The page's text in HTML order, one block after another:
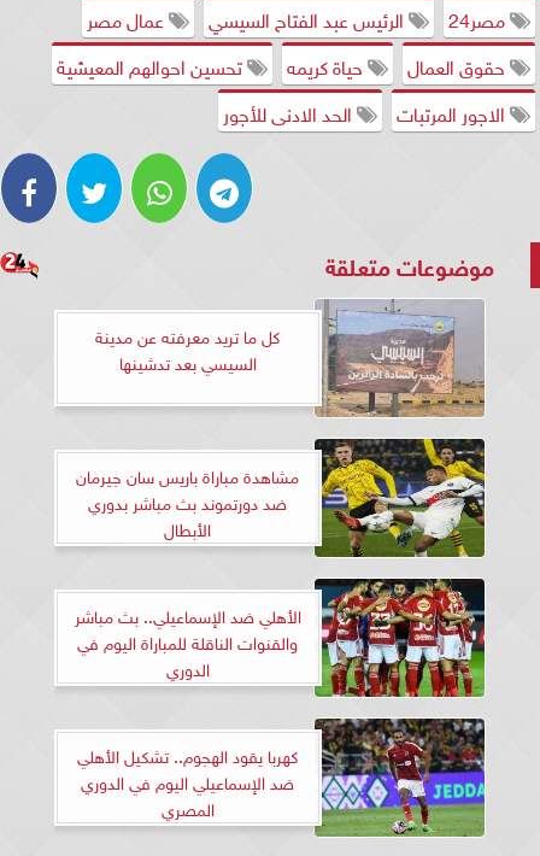
مصر24
الرئيس عبد الفتاح السيسي
عمال مصر
حقوق العمال
حياة كريمه
تحسين احوالهم المعيشية
الاجور المرتبات
الحد الادنى للأجور
موضوعات متعلقة
كل ما تريد معرفته عن مدينة
السيسي بعد تدشينها
مشاهدة مباراة باريس سان جيرمان
ضد دورتموند بث مباشر بدوري
الأبطال
الأهلي ضد الإسماعيلي.. بث مباشر
والقنوات الناقلة للمباراة اليوم في
الدوري
كهربا يقود الهجوم.. تشكيل الأهلي
ضد الإسماعيلي اليوم في الدوري
المصري